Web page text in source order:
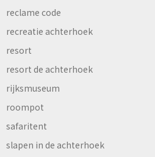
reclame code
recreatie achterhoek
resort
resort de achterhoek
rijksmuseum
roompot
safaritent
slapen in de achterhoek